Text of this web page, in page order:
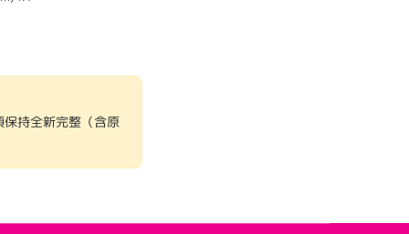
持全新完整（含原